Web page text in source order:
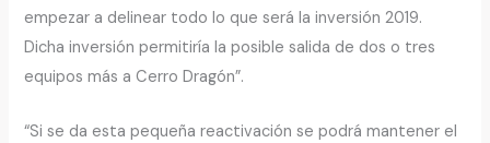
empezar a delinear todo lo que será la inversión 2019.
Dicha inversión permitiría la posible salida de dos o tres
equipos más a Cerro Dragón”.
“Si se da esta pequeña reactivación se podrá mantener el